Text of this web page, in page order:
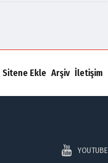
Sitene Ekle Arşiv İletişim
YOUTUBE